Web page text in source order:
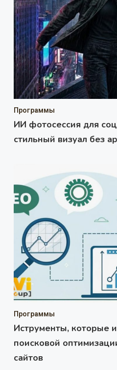
Программы
ИИ фотосессия для
стильный визуал без
Программы
Иструменты, которые
поисковой
сайтов